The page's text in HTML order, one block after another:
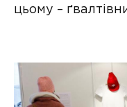
цьому –